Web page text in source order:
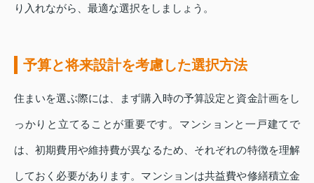
り入れながら、最適な選択をしましょう。
予算と将来設計を考慮した選択方法
住まいを選ぶ際には、まず購入時の予算設定と資金計画をし
っかりと立てることが重要です。マンションと一戸建てで
は、初期費用や維持費が異なるため、それぞれの特徴を理解
しておく必要があります。マンションは共益費や修繕積立金